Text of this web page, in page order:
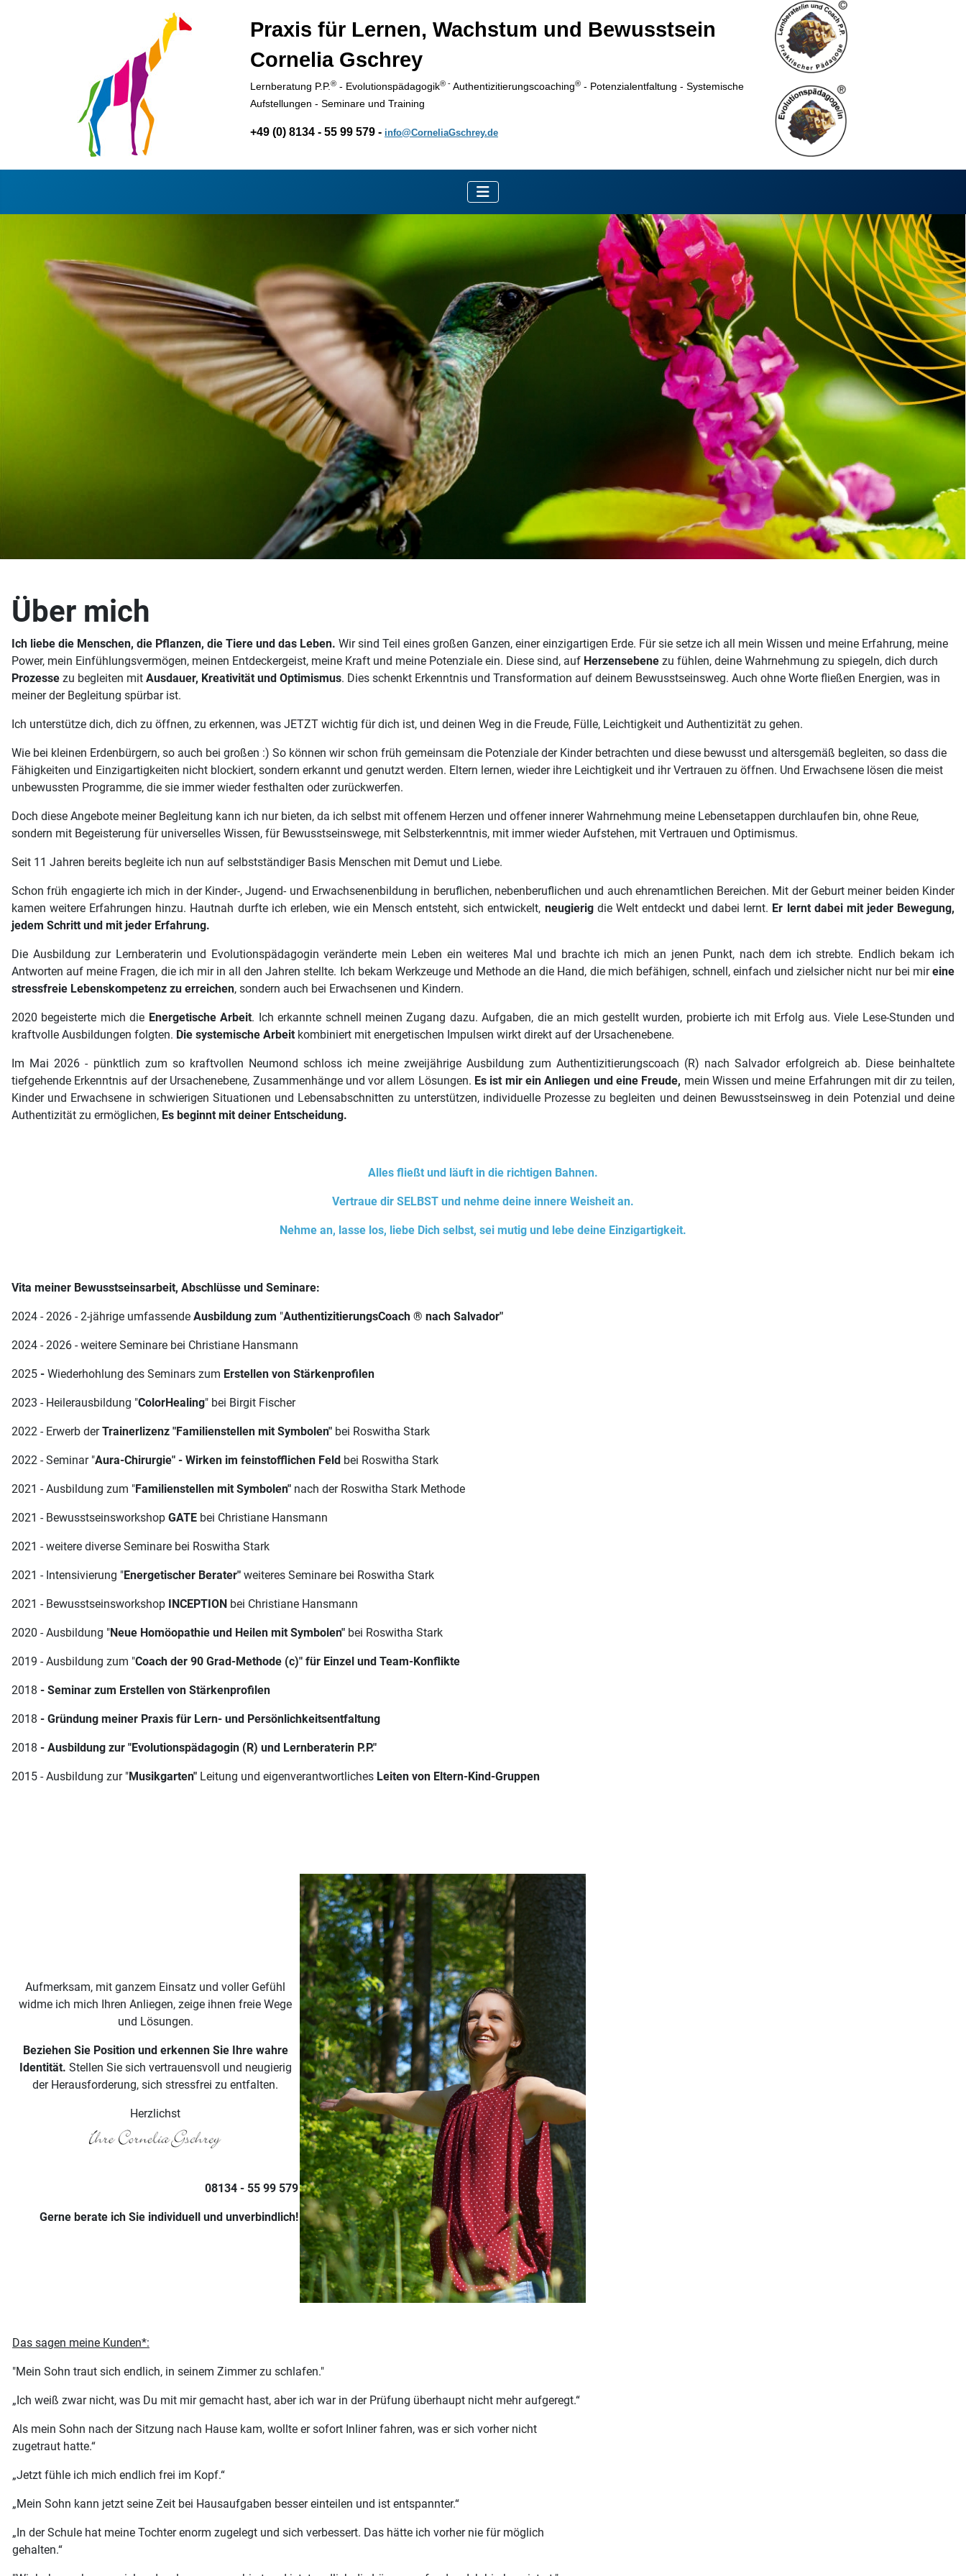
Praxis für Lernen, Wachstum und Bewusstsein
Cornelia Gschrey
Lernberatung P.P.® - Evolutionspädagogik® - Authentizitierungscoaching® - Potenzialentfaltung - Systemische
Aufstellungen - Seminare und Training
+49 (0) 8134 - 55 99 579 - info@CorneliaGschrey.de
Über mich
Ich liebe die Menschen, die Pflanzen, die Tiere und das Leben. Wir sind Teil eines großen Ganzen, einer einzigartigen Erde. Für sie setze ich all mein Wissen und meine Erfahrung, meine
Power, mein Einfühlungsvermögen, meinen Entdeckergeist, meine Kraft und meine Potenziale ein. Diese sind, auf Herzensebene zu fühlen, deine Wahrnehmung zu spiegeln, dich durch
Prozesse zu begleiten mit Ausdauer, Kreativität und Optimismus. Dies schenkt Erkenntnis und Transformation auf deinem Bewusstseinsweg. Auch ohne Worte fließen Energien, was in
meiner der Begleitung spürbar ist.
Ich unterstütze dich, dich zu öffnen, zu erkennen, was JETZT wichtig für dich ist, und deinen Weg in die Freude, Fülle, Leichtigkeit und Authentizität zu gehen.
Wie bei kleinen Erdenbürgern, so auch bei großen :) So können wir schon früh gemeinsam die Potenziale der Kinder betrachten und diese bewusst und altersgemäß begleiten, so dass die
Fähigkeiten und Einzigartigkeiten nicht blockiert, sondern erkannt und genutzt werden. Eltern lernen, wieder ihre Leichtigkeit und ihr Vertrauen zu öffnen. Und Erwachsene lösen die meist
unbewussten Programme, die sie immer wieder festhalten oder zurückwerfen.
Doch diese Angebote meiner Begleitung kann ich nur bieten, da ich selbst mit offenem Herzen und offener innerer Wahrnehmung meine Lebensetappen durchlaufen bin, ohne Reue,
sondern mit Begeisterung für universelles Wissen, für Bewusstseinswege, mit Selbsterkenntnis, mit immer wieder Aufstehen, mit Vertrauen und Optimismus.
Seit 11 Jahren bereits begleite ich nun auf selbstständiger Basis Menschen mit Demut und Liebe.
Schon früh engagierte ich mich in der Kinder-, Jugend- und Erwachsenenbildung in beruflichen, nebenberuflichen und auch ehrenamtlichen Bereichen. Mit der Geburt meiner beiden Kinder
kamen weitere Erfahrungen hinzu. Hautnah durfte ich erleben, wie ein Mensch entsteht, sich entwickelt, neugierigdie Welt entdeckt und dabei lernt. Er lernt dabei mit jeder Bewegung,
jedem Schritt und mit jeder Erfahrung.
Die Ausbildung zur Lernberaterin und Evolutionspädagogin veränderte mein Leben ein weiteres Mal und brachte ich mich an jenen Punkt, nach dem ich strebte. Endlich bekam ich
Antworten auf meine Fragen, die ich mir in all den Jahren stellte. Ich bekam Werkzeuge und Methode an die Hand, die mich befähigen, schnell, einfach und zielsicher nicht nur bei mireine
stressfreie Lebenskompetenz zu erreichen, sondern auch bei Erwachsenen und Kindern.
2020 begeisterte mich die Energetische Arbeit. Ich erkannte schnell meinen Zugang dazu. Aufgaben, die an mich gestellt wurden, probierte ich mit Erfolg aus. Viele Lese-Stunden und
kraftvolle Ausbildungen folgten. Die systemische Arbeit kombiniert mit energetischen Impulsen wirkt direkt auf der Ursachenebene.
Im Mai 2026 - pünktlich zum so kraftvollen Neumond schloss ich meine zweijährige Ausbildung zum Authentizitierungscoach (R) nach Salvador erfolgreich ab. Diese beinhaltete
tiefgehende Erkenntnis auf der Ursachenebene, Zusammenhänge und vor allem Lösungen. Es ist mir ein Anliegen und eine Freude, mein Wissen und meine Erfahrungen mit dir zu teilen,
Kinder und Erwachsene in schwierigen Situationen und Lebensabschnitten zu unterstützen, individuelle Prozesse zu begleiten und deinen Bewusstseinsweg in dein Potenzial und deine
Authentizität zu ermöglichen, Es beginnt mit deiner Entscheidung.
Alles fließt und läuft in die richtigen Bahnen.
Vertraue dir SELBST und nehme deine innere Weisheit an.
Nehme an, lasse los, liebe Dich selbst, sei mutig und lebe deine Einzigartigkeit.
Vita meiner Bewusstseinsarbeit, Abschlüsse und Seminare:
2024 - 2026 - 2-jährige umfassende Ausbildung zum "AuthentizitierungsCoach ® nach Salvador"
2024 - 2026 - weitere Seminare bei Christiane Hansmann
2025 - Wiederhohlung des Seminars zum Erstellen von Stärkenprofilen
2023 - Heilerausbildung "ColorHealing" bei Birgit Fischer
2022 - Erwerb derTrainerlizenz "Familienstellen mit Symbolen" bei Roswitha Stark
2022 - Seminar "Aura-Chirurgie" - Wirken im feinstofflichen Feld bei Roswitha Stark
2021 - Ausbildung zum "Familienstellen mit Symbolen" nach der Roswitha Stark Methode
2021 - Bewusstseinsworkshop GATE bei Christiane Hansmann
2021 - weitere diverse Seminare bei Roswitha Stark
2021 - Intensivierung "Energetischer Berater" weiteres Seminare bei Roswitha Stark
2021 - Bewusstseinsworkshop INCEPTION bei Christiane Hansmann
2020 - Ausbildung "Neue Homöopathie und Heilen mit Symbolen" bei Roswitha Stark
2019 - Ausbildung zum "Coach der 90 Grad-Methode (c)" für Einzel und Team-Konflikte
2018 - Seminar zum Erstellen von Stärkenprofilen
2018 - Gründung meiner Praxis für Lern- und Persönlichkeitsentfaltung
2018 - Ausbildung zur "Evolutionspädagogin (R) und Lernberaterin P.P."
2015 - Ausbildung zur "Musikgarten" Leitung und eigenverantwortliches Leiten von Eltern-Kind-Gruppen
Aufmerksam, mit ganzem Einsatz und voller Gefühl
widme ich mich Ihren Anliegen, zeige ihnen freie Wege
und Lösungen.
Beziehen Sie Position und erkennen Sie Ihre wahre
Identität. Stellen Sie sich vertrauensvoll und neugierig
der Herausforderung, sich stressfrei zu entfalten.
Herzlichst
08134 - 55 99 579
Gerne berate ich Sie individuell und unverbindlich!
Das sagen meine Kunden*:
"Mein Sohn traut sich endlich, in seinem Zimmer zu schlafen."
„Ich weiß zwar nicht, was Du mit mir gemacht hast, aber ich war in der Prüfung überhaupt nicht mehr aufgeregt.“
Als mein Sohn nach der Sitzung nach Hause kam, wollte er sofort Inliner fahren, was er sich vorher nicht
zugetraut hatte.“
„Jetzt fühle ich mich endlich frei im Kopf.“
„Mein Sohn kann jetzt seine Zeit bei Hausaufgaben besser einteilen und ist entspannter.“
„In der Schule hat meine Tochter enorm zugelegt und sich verbessert. Das hätte ich vorher nie für möglich
gehalten.“